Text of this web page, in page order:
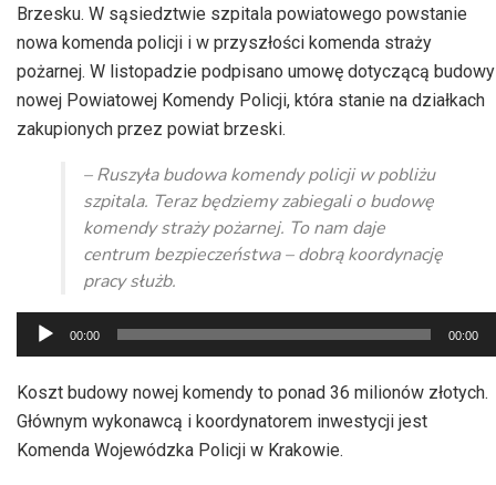
Brzesku. W sąsiedztwie szpitala powiatowego powstanie
nowa komenda policji i w przyszłości komenda straży
pożarnej. W listopadzie podpisano umowę dotyczącą budowy
nowej Powiatowej Komendy Policji, która stanie na działkach
zakupionych przez powiat brzeski.
– Ruszyła budowa komendy policji w pobliżu
szpitala. Teraz będziemy zabiegali o budowę
komendy straży pożarnej. To nam daje
centrum bezpieczeństwa – dobrą koordynację
pracy służb.
Odtwarzacz
plików
dźwiękowych
00:00 00:00
Koszt budowy nowej komendy to ponad 36 milionów złotych.
Głównym wykonawcą i koordynatorem inwestycji jest
Komenda Wojewódzka Policji w Krakowie.